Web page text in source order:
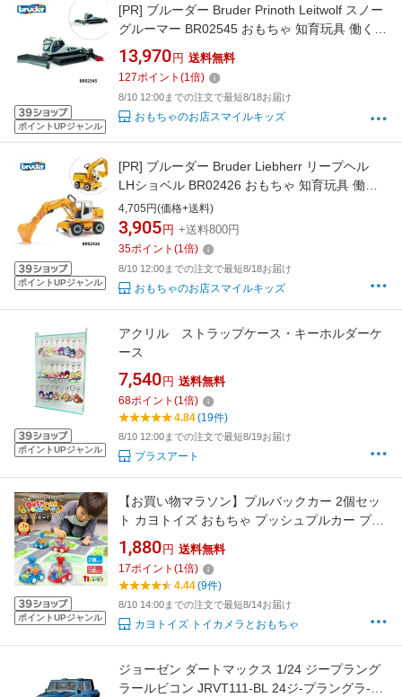
ポイントUPジャンル
[PR] ブルーダー Bruder Prinoth Leitwolf スノー
グルーマー BR02545 おもちゃ 知育玩具 働く車
乗り物 車 ミニカー 3歳 4歳 5歳 誕生日プレゼン
ト 男の子 ギフト ドイツ製 はたらくくるま 圧雪
車 雪上車 1/16スケール 模型 プレゼント 祝い
人気 リアル クローラー キャタピラ
13,970 円 送料無料
127ポイント (1倍)
8/10 12:00までの注文で最短8/18お届け
おもちゃのお店スマイルキッズ
ポイントUPジャンル
[PR] ブルーダー Bruder Liebherr リープヘル
LHショベル BR02426 おもちゃ 知育玩具 働く
車 乗り物 ミニカー 3歳 4歳 5歳 誕生日プレゼン
ト 男の子 ギフト ドイツ製 はたらくくるま ショ
ベルカー ユンボ パワーショベル 1/16スケール
フィギュア プレゼント 祝い 人気 工事車両
4,705円(価格+送料)
3,905 円 +送料800円
35ポイント (1倍)
8/10 12:00までの注文で最短8/18お届け
おもちゃのお店スマイルキッズ
ポイントUPジャンル
アクリル ストラップケース・キーホルダーケ
ース
7,540 円 送料無料
68ポイント (1倍)
4.84(19件)
8/10 12:00までの注文で最短8/19お届け
プラスアート
ポイントUPジャンル
【お買い物マラソン】プルバックカー 2個セッ
ト カヨトイズ おもちゃ プッシュプルカー プッ
シュ&ゴー 押して 引いて 走る 車 ミニカー 自動
車 手動 ミニ コンパクト 透明ギア プレゼント
子供 ギフト ラッピング
1,880 円 送料無料
17ポイント (1倍)
4.44(9件)
8/10 14:00までの注文で最短8/14お届け
カヨトイズ トイカメラとおもちゃ
ジョーゼン ダートマックス 1/24 ジープラング
ラールビコン JRVT111-BL 24ジ-プラングラ-ル